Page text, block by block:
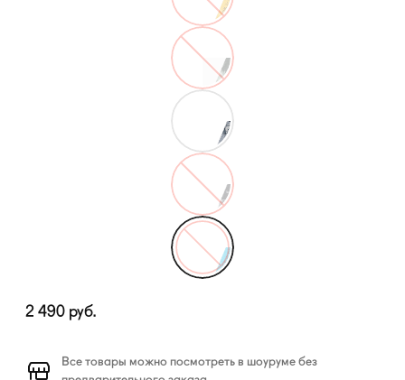
2 490 руб.
Все товары можно посмотреть в шоуруме без